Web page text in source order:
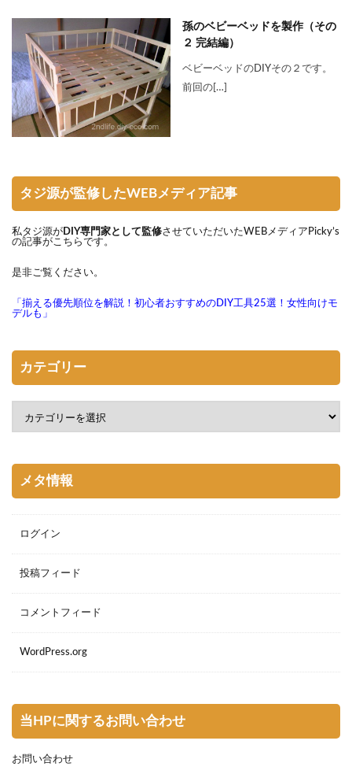
孫のベビーベッドを製作（その
２ 完結編）
ベビーベッドのDIYその２です。
前回の[…]
タジ源が監修したWEBメディア記事
私タジ源がDIY専門家として監修させていただいたWEBメディアPicky’s
の記事がこちらです。
是非ご覧ください。
「揃える優先順位を解説！初心者おすすめのDIY工具25選！女性向けモ
デルも」
カテゴリー
メタ情報
ログイン
投稿フィード
コメントフィード
WordPress.org
当HPに関するお問い合わせ
お問い合わせ